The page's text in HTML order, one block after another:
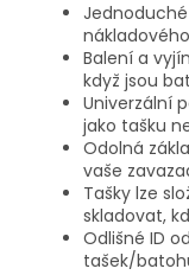
Balení a
když jsou
Univerzální
jako tašku
Odolná
vaše
Tašky lze
skladovat,
Odlišné ID
tašek/